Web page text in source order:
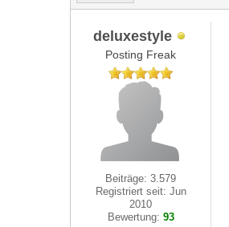
deluxestyle
Posting Freak
Beiträge: 3.579
Registriert seit: Jun
2010
Bewertung: 93